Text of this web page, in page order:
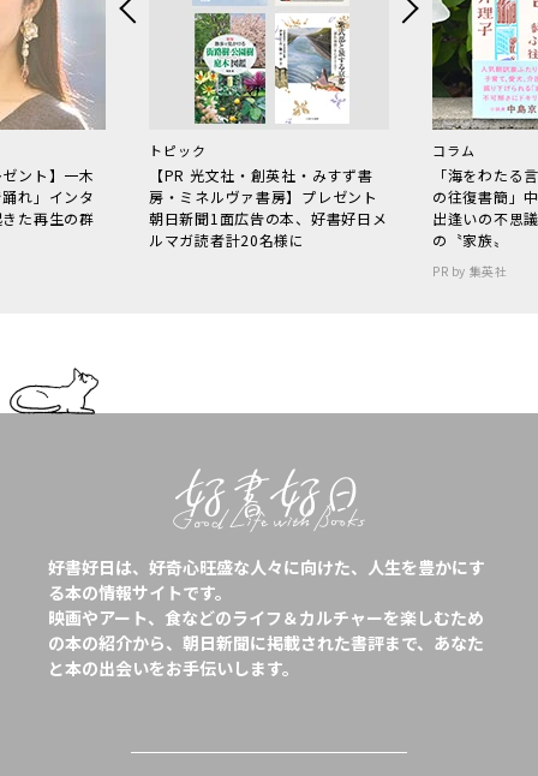
ント】一木
れ」インタ
た再生の群
トピック
【PR 光文社・創英社・みすず書
房・ミネルヴァ書房】プレゼント
朝日新聞1面広告の本、好書好日メ
ルマガ読者計20名様に
コラム
「海をわた
の往復書簡」
出逢いの不思
の〝家族〟
PR by 集英社
好書好日は、好奇心旺盛な人々に向けた、人生を豊かにす
る本の情報サイトです。
映画やアート、食などのライフ＆カルチャーを楽しむため
の本の紹介から、朝日新聞に掲載された書評まで、あなた
と本の出会いをお手伝いします。